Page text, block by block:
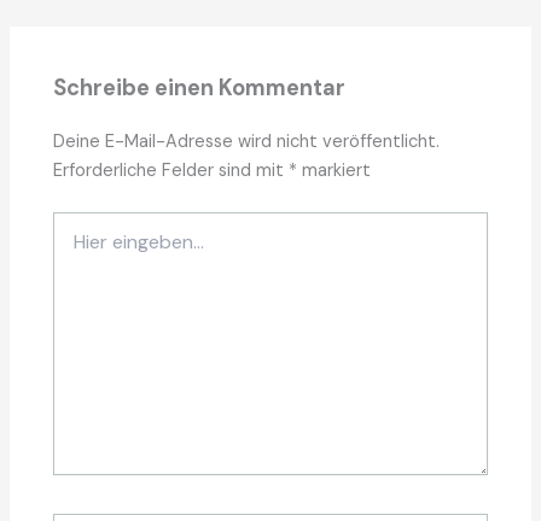
Schreibe einen Kommentar
Deine E-Mail-Adresse wird nicht veröffentlicht.
Erforderliche Felder sind mit * markiert
eingeben…